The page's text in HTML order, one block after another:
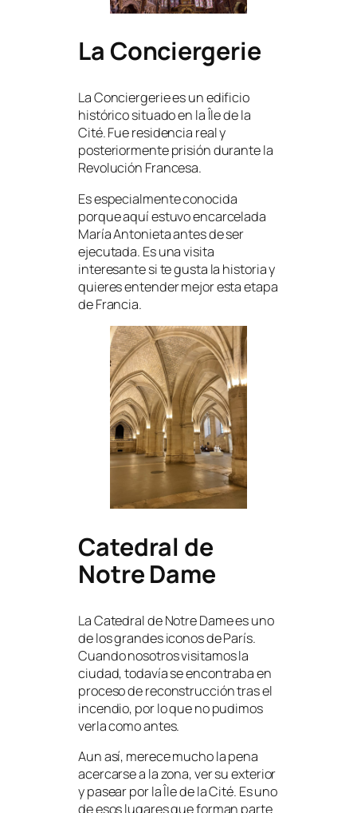
La Conciergerie
La Conciergerie es un edificio
histórico situado en la Île de la
Cité. Fue residencia real y
posteriormente prisión durante la
Revolución Francesa.
Es especialmente conocida
porque aquí estuvo encarcelada
María Antonieta antes de ser
ejecutada. Es una visita
interesante si te gusta la historia y
quieres entender mejor esta etapa
de Francia.
Catedral de
Notre Dame
La Catedral de Notre Dame es uno
de los grandes iconos de París.
Cuando nosotros visitamos la
ciudad, todavía se encontraba en
proceso de reconstrucción tras el
incendio, por lo que no pudimos
verla como antes.
Aun así, merece mucho la pena
acercarse a la zona, ver su exterior
y pasear por la Île de la Cité. Es uno
de esos lugares que forman parte